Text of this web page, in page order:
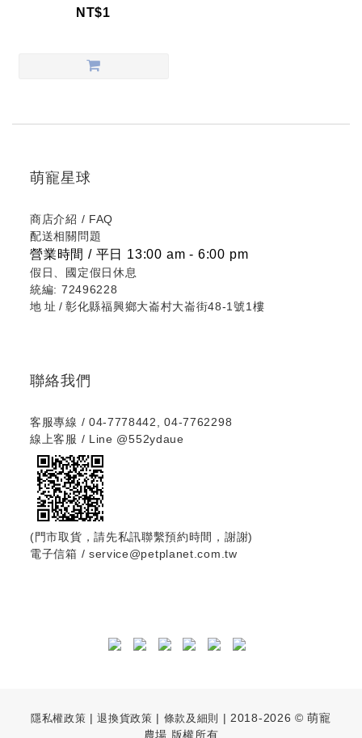
NT$1
萌寵星球
商店介紹 / FAQ
配送相關問題
營業時間 / 平日 13:00 am - 6:00 pm
假日、國定假日休息
統編: 72496228
地址/ 彰化縣福興鄉大崙村大崙街48-1號1樓
聯絡我們
客服專線 / 04-7778442, 04-7762298
線上客服 / Line @552ydaue
(門市取貨，請先私訊聯繫預約時間，謝謝)
電子信箱 / service@petplanet.com.tw
隱私權政策 |退換貨政策 | 條款及細則 | 2018-2026 © 萌寵
農場 版權所有